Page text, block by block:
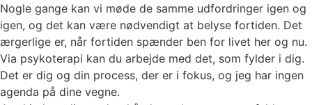
Nogle gange kan vi møde de samme udfordringer igen og
igen, og det kan være nødvendigt at belyse fortiden. Det
ærgerlige er, når fortiden spænder ben for livet her og nu.
Via psykoterapi kan du arbejde med det, som fylder i dig.
Det er dig og din process, der er i fokus, og jeg har ingen
agenda på dine vegne.